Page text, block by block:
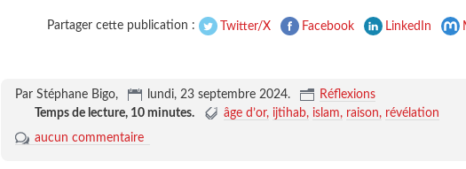
Partager cette publication : Twitter/X Facebook LinkedIn
Par Stéphane Bigo, lundi, 23 septembre 2024.
Réflexions
Temps de lecture, 10 minutes. âge d’or ijtihab islam raison
révélation
aucun commentaire